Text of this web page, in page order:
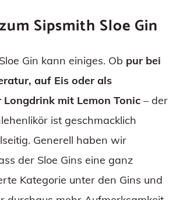
Sipsmith Sloe Gin
Gin kann einiges. Ob pur bei
auf Eis oder als
Longdrink mit Lemon Tonic – der
ist geschmacklich
Generell haben wir
der Sloe Gins eine ganz
Kategorie unter den Gins und